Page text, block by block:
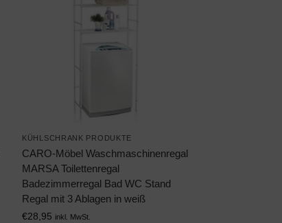
KÜHLSCHRANK PRODUKTE
CARO-Möbel Waschmaschinenregal
MARSA Toilettenregal
Badezimmerregal Bad WC Stand
Regal mit 3 Ablagen in weiß
€28,95 inkl. MwSt.